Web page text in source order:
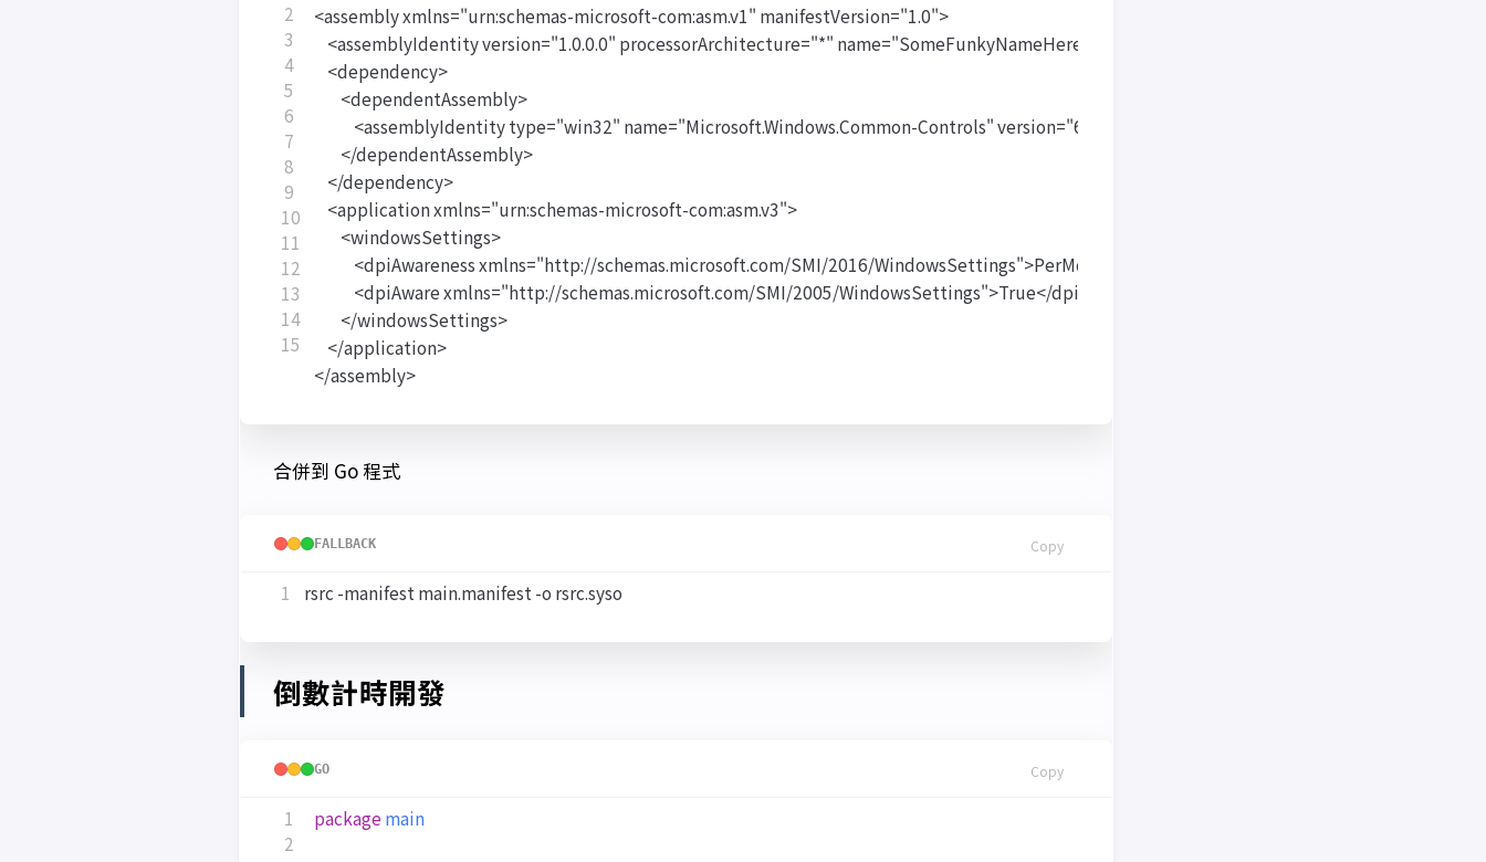
4
14
<assembly xmlns="urn:schemas-microsoft-com:asm.v1" manifestVersion="1.0">
    <dependency>
        <dependentAssembly>
        </dependentAssembly>
    </dependency>
    <application xmlns="urn:schemas-microsoft-com:asm.v3">
        <windowsSettings>
        </windowsSettings>
    </application>
</assembly>
合併到 Go 程式
FALLBACK Copy
倒數計時開發
GO Copy
package main